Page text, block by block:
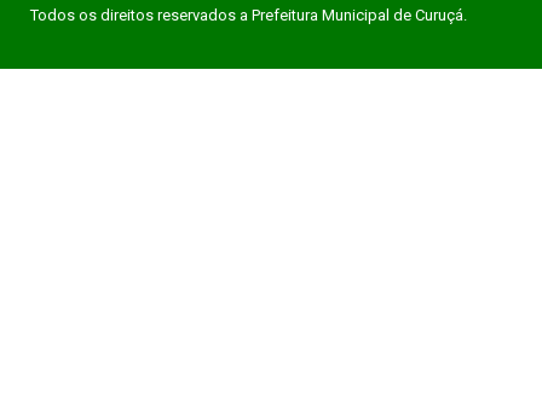
Todos os direitos reservados a Prefeitura Municipal de Curuçá.